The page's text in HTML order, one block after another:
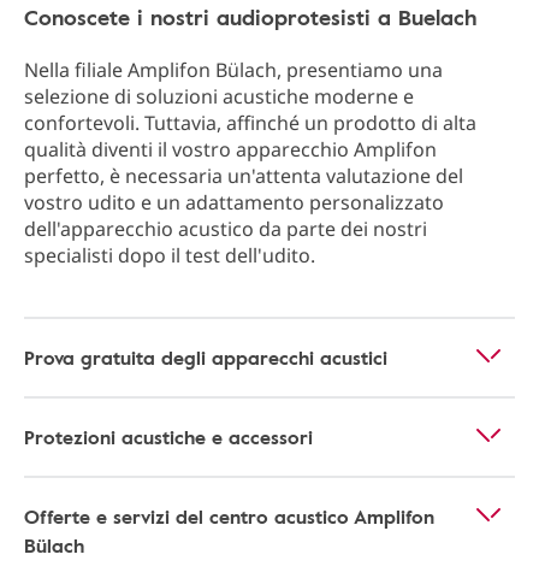
Conoscete i nostri audioprotesisti a Buelach
Nella filiale Amplifon Bülach, presentiamo una
selezione di soluzioni acustiche moderne e
confortevoli. Tuttavia, affinché un prodotto di alta
qualità diventi il vostro apparecchio Amplifon
perfetto, è necessaria un'attenta valutazione del
vostro udito e un adattamento personalizzato
dell'apparecchio acustico da parte dei nostri
specialisti dopo il test dell'udito.
Prova gratuita degli apparecchi acustici
Protezioni acustiche e accessori
Offerte e servizi del centro acustico Amplifon
Bülach